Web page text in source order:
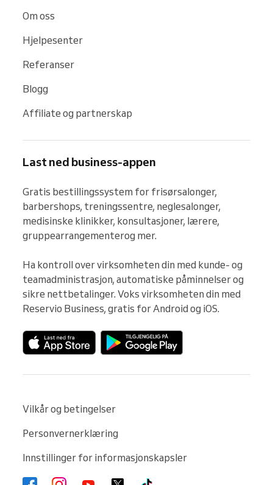
Om oss
Hjelpesenter
Referanser
Blogg
Affiliate og partnerskap
Last ned business-appen
Gratis bestillingssystem for frisørsalonger,
barbershops, treningssentre, neglesalonger,
medisinske klinikker, konsultasjoner, lærere,
gruppearrangementerog mer.
Ha kontroll over virksomheten din med kunde- og
teamadministrasjon, automatiske påminnelser og
sikre nettbetalinger. Voks virksomheten din med
Reservio Business, gratis for Android og iOS.
Vilkår og betingelser
Personvernerklæring
Innstillinger for informasjonskapsler